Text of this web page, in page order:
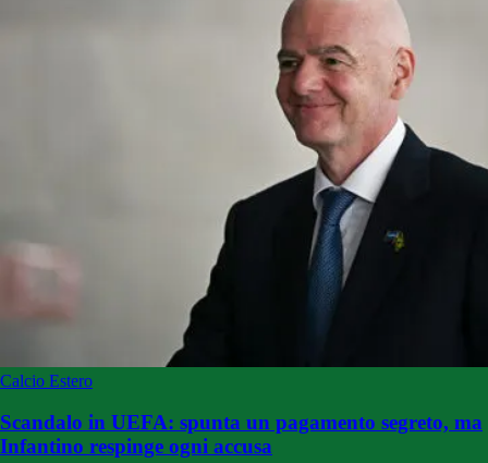
Calcio Estero
Scandalo in UEFA: spunta un pagamento segreto, ma
Infantino respinge ogni accusa